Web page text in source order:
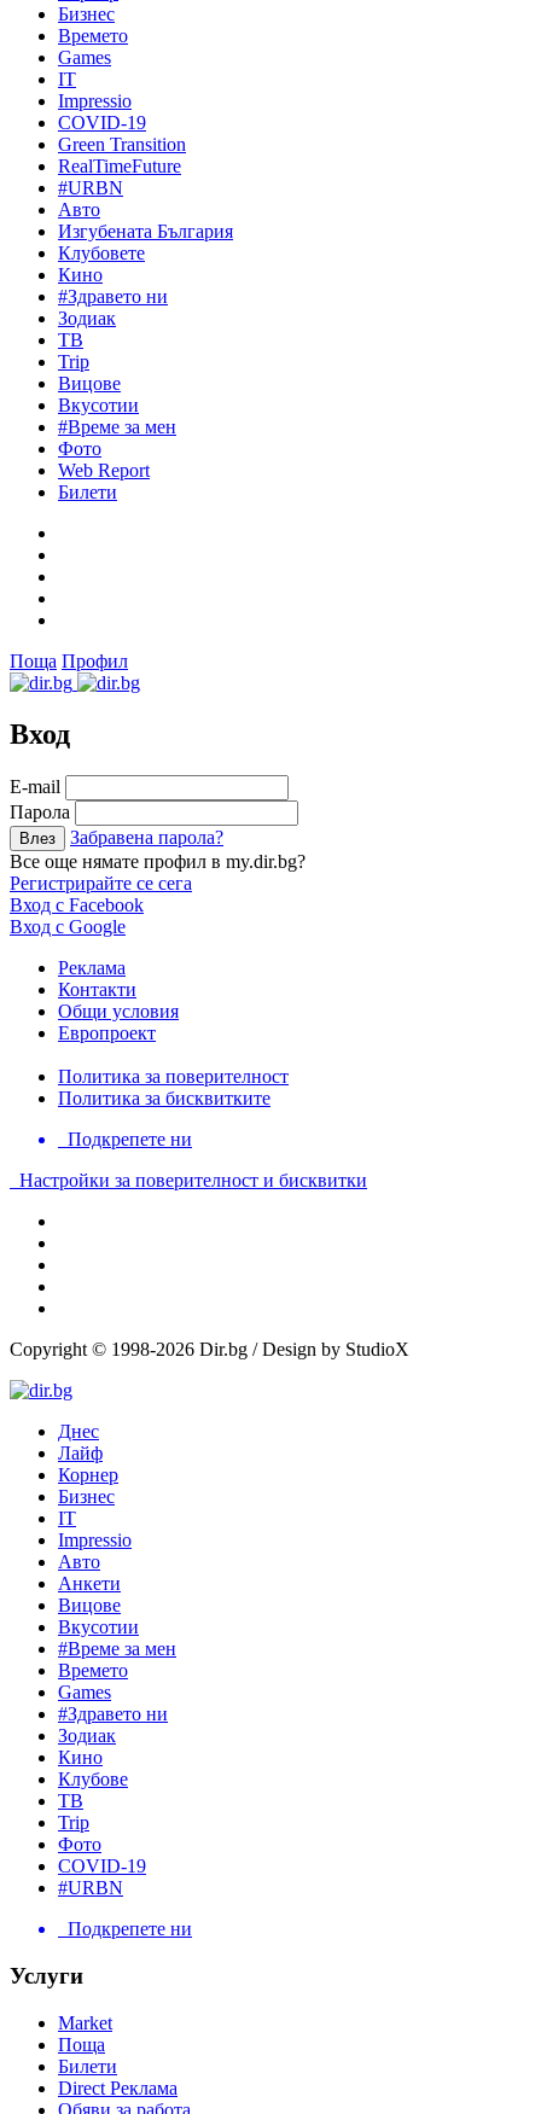
Бизнес
Времето
Games
IT
Impressio
COVID-19
Green Transition
RealTimeFuture
#URBN
Авто
Изгубената България
Клубовете
Кино
#Здравето ни
Зодиак
ТВ
Trip
Вицове
Вкусотии
#Време за мен
Фото
Web Report
Билети
Поща Профил
Вход
Е-mail
Парола
Забравена парола?
Все още нямате профил в my.dir.bg?
Регистрирайте се сега
Вход с Facebook
Вход с Google
Реклама
Контакти
Общи условия
Европроект
Политика за поверителност
Политика за бисквитките
Подкрепете ни
Настройки за поверителност и бисквитки
Copyright © 1998-2026 Dir.bg / Design by StudioX
Днес
Лайф
Корнер
Бизнес
IT
Impressio
Авто
Анкети
Вицове
Вкусотии
#Време за мен
Времето
Games
#Здравето ни
Зодиак
Кино
Клубове
ТВ
Trip
Фото
COVID-19
#URBN
Подкрепете ни
Услуги
Market
Поща
Билети
Direct Реклама
Обяви за работа